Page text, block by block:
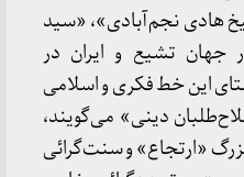
هادی نجم‌آبادی»، «سید
جهان تشیع و ایران در
این خط فکری و اسلامی
دینی» می‌گویند،
بزرگ «ارتجاع» و سنت‌گرائی